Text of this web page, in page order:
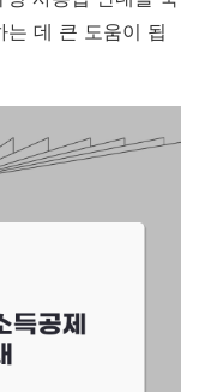
는 데 큰 도움이 됩